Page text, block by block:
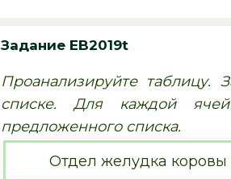
Задание EB2019t
Проанализируйте таблицу.
списке. Для каждой
предложенного списка.
Отдел желудка коровы